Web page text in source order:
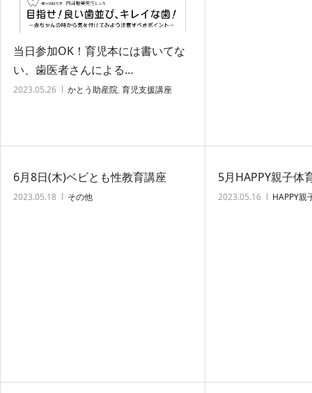
当日参加OK！育児本には書いてな
い、歯医者さんによる…
2023.05.26 かとう助産院, 育児支援講座
6月8日(木)ベビとも性教育講座
2023.05.18 その他
5月HAPPY親子体
2023.05.16 HAPPY親